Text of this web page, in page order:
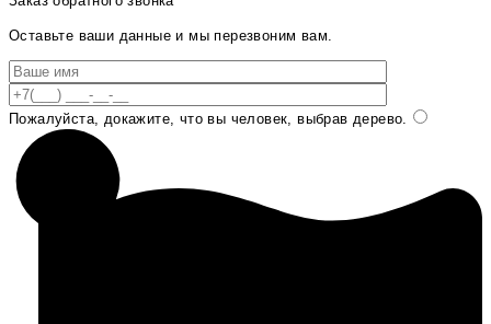
Оставьте ваши данные и мы перезвоним вам.
Пожалуйста, докажите, что вы человек, выбрав дерево.